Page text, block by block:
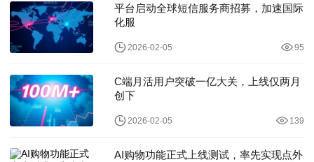
平台启动全球短信服务商招募，加速国际
化服
2026-02-05 95
C端月活用户突破一亿大关，上线仅两月
创下
2026-02-05 139
AI购物功能正式上线测试，率先实现点外